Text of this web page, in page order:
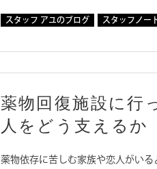
スタッフ アユのブログ スタッフノー
薬物回復施設に行
人をどう支えるか
薬物依存に苦しむ家族や恋人がいる